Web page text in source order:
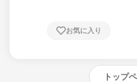
お気に入り
トップ